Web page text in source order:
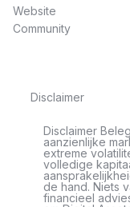
Website
Community
Disclaimer
Disclaimer
aanzienlijke
extreme
volledige
de hand. Niets
financieel